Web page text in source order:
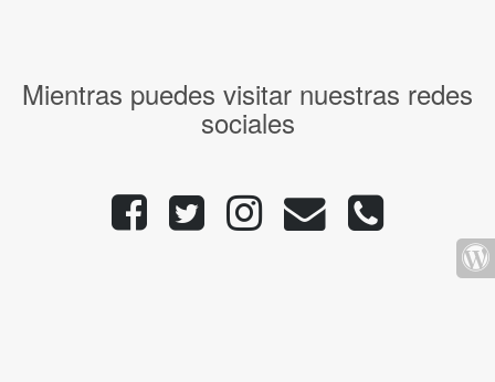
Mientras puedes visitar nuestras redes
sociales